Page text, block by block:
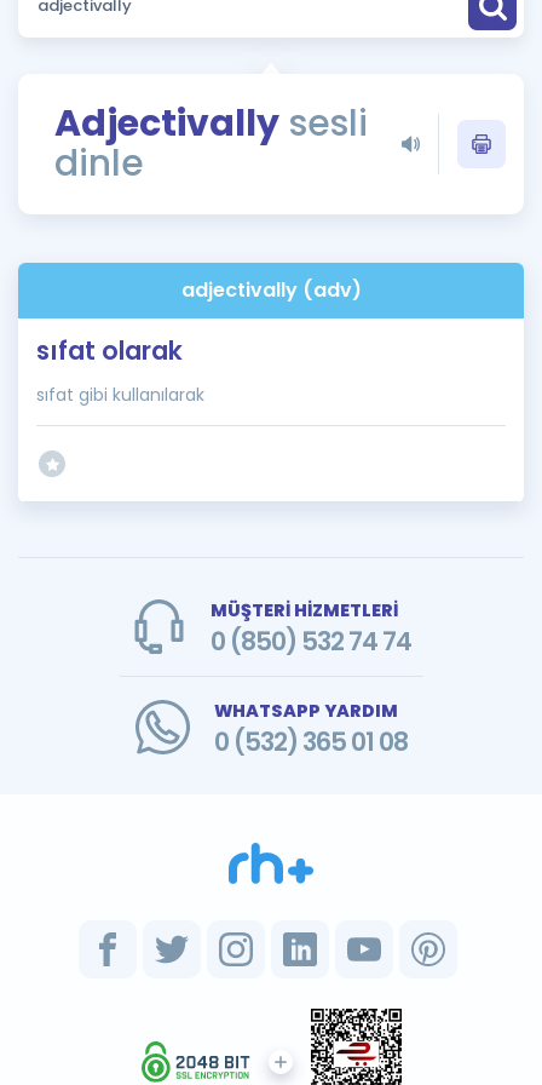
Puan Hesaplama
ÖSYM Sınav Takvimi
Kampanyalar
İngilizce Gramer
Adjectivally sesli
dinle
adjectivally (adv)
sıfat olarak
sıfat gibi kullanılarak
MÜŞTERİ HİZMETLERİ
0 (850) 532 74 74
WHATSAPP YARDIM
0 (532) 365 01 08